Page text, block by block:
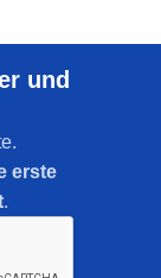
und
erste
.